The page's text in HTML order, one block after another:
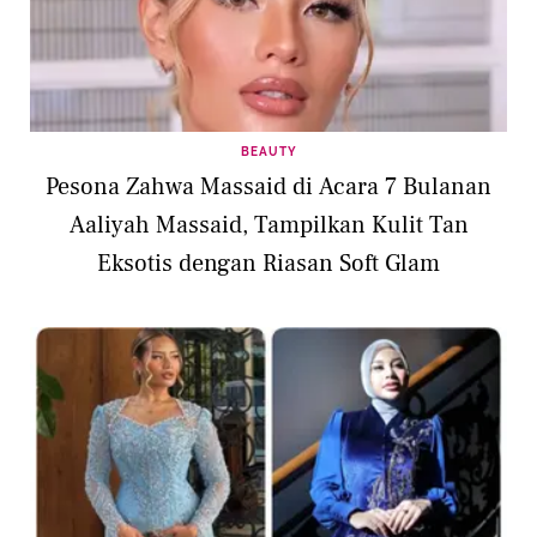
BEAUTY
Pesona Zahwa Massaid di Acara 7 Bulanan
Aaliyah Massaid, Tampilkan Kulit Tan
Eksotis dengan Riasan Soft Glam